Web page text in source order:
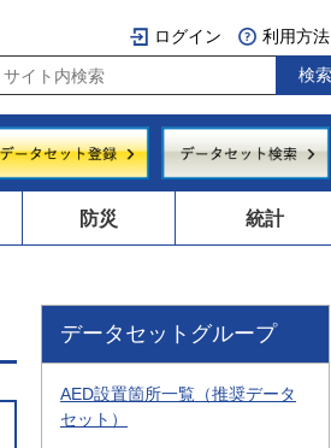
ログイン 利用方法
防災 統計
データセットグループ
AED設置箇所一覧（推奨データ
セット）